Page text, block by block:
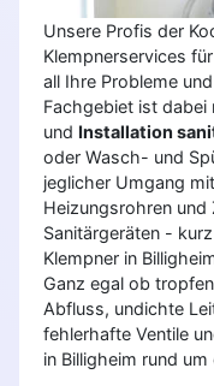
Unsere Profis der
Klempnerservices
all Ihre Probleme
Fachgebiet ist dabei
und Installation
oder Wasch- und
jeglicher Umgang
Heizungsrohren und
Sanitärgeräten -
Klempner in
Ganz egal ob
Abfluss, undichte
fehlerhafte Ventile
in Billigheim rund